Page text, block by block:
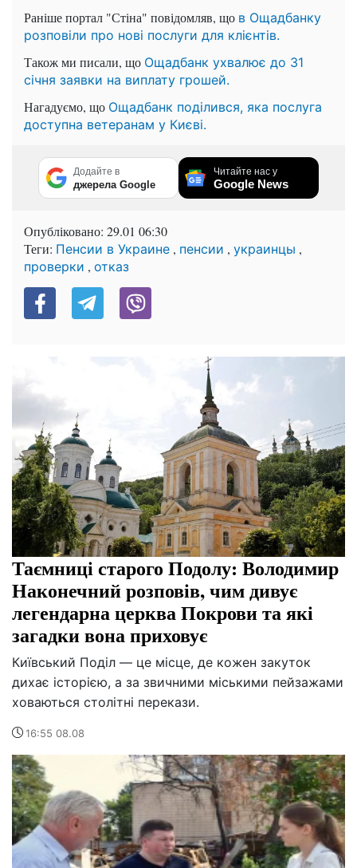
Раніше портал "Стіна" повідомляв, що в Ощадбанку
розповіли про нові послуги для клієнтів.
Також ми писали, що Ощадбанк ухвалює до 31
січня заявки на виплату грошей.
Нагадуємо, що Ощадбанк поділився, яка послуга
доступна ветеранам у Києві.
Додайте в
джерела Google
Читайте нас у
Google News
Опубліковано: 29.01 06:30
Теги: Пенсии в Украине , пенсии , украинцы ,
проверки , отказ
Таємниці старого Подолу: Володимир
Наконечний розповів, чим дивує
легендарна церква Покрови та які
загадки вона приховує
Київський Поділ — це місце, де кожен закуток
дихає історією, а за звичними міськими пейзажами
ховаються столітні перекази.
16:55 08.08